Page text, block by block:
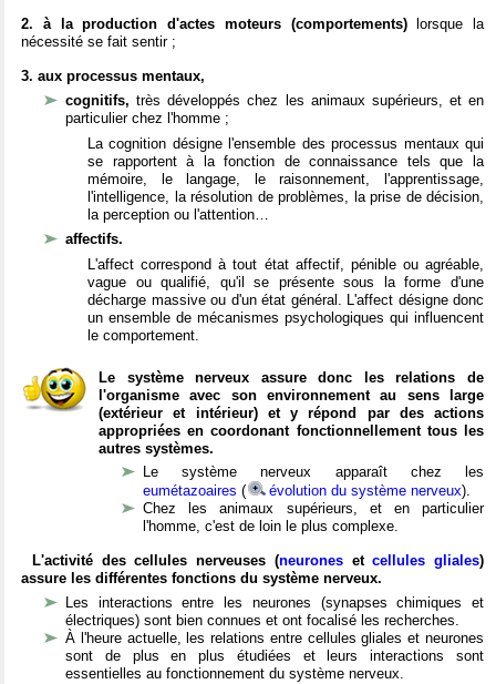
2. à la production d'actes moteurs (comportements)lorsque la
nécessité se fait sentir ;
3. aux processus mentaux,
cognitifs,très développés chez les animaux supérieurs, et en
particulier chez l'homme ;
La cognition désigne l'ensemble des processus mentaux qui
se rapportent à la fonction de connaissance tels que la
mémoire, le langage, le raisonnement, l'apprentissage,
l'intelligence, la résolution de problèmes, la prise de décision,
la perception ou l'attention…
affectifs.
L'affect correspond à tout état affectif, pénible ou agréable,
vague ou qualifié, qu'il se présente sous la forme d'une
décharge massive ou d'un état général. L'affect désigne donc
un ensemble de mécanismes psychologiques qui influencent
le comportement.
Le système nerveux assure donc les relations de
l'organisme avec son environnement au sens large
(extérieur et intérieur) et y répond par des actions
appropriées en coordonant fonctionnellement tous les
autres systèmes.
Le système nerveux apparaît chez les
eumétazoaires ( évolution du système nerveux).
Chez les animaux supérieurs, et en particulier
l'homme, c'est de loin le plus complexe.
L'activité des cellules nerveuses (neuronesetcellules gliales)
assure les différentes fonctions du système nerveux.
Les interactions entre les neurones (synapses chimiques et
électriques) sont bien connues et ont focalisé les recherches.
À l'heure actuelle, les relations entre cellules gliales et neurones
sont de plus en plus étudiées et leurs interactions sont
essentielles au fonctionnement du système nerveux.